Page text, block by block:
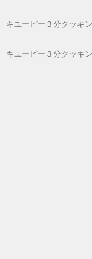
キユーピー３分クッキ
キユーピー３分クッキ